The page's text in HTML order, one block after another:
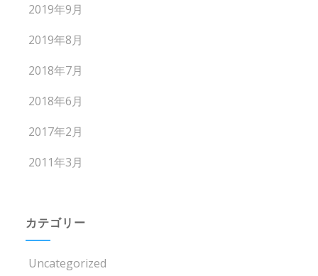
2019年9月
2019年8月
2018年7月
2018年6月
2017年2月
2011年3月
カテゴリー
Uncategorized